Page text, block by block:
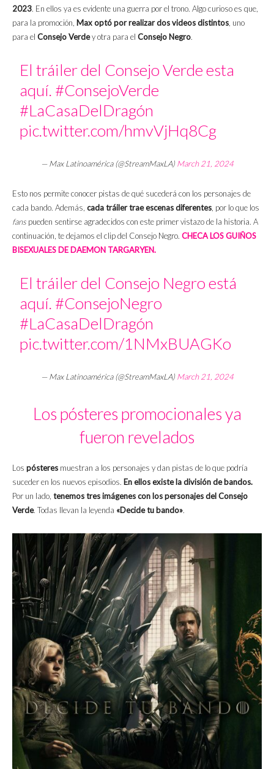
2023. En ellos ya es evidente una guerra por el trono. Algo curioso es que,
para la promoción, Max optó por realizar dos videos distintos, uno
para el Consejo Verdey otra para el Consejo Negro.
El tráiler del Consejo Verde esta
aquí. #ConsejoVerde
#LaCasaDelDragón
pic.twitter.com/hmvVjHq8Cg
— Max Latinoamérica (@StreamMaxLA)March 21, 2024
Esto nos permite conocer pistas de qué sucederá con los personajes de
cada bando. Además, cada tráiler trae escenas diferentes, por lo que los
fans pueden sentirse agradecidos con este primer vistazo de la historia. A
continuación, te dejamos el clip del Consejo Negro. CHECA LOS GUIÑOS
BISEXUALES DE DAEMON TARGARYEN.
El tráiler del Consejo Negro está
aquí. #ConsejoNegro
#LaCasaDelDragón
pic.twitter.com/1NMxBUAGKo
— Max Latinoamérica (@StreamMaxLA)March 21, 2024
Los pósteres promocionales ya
fueron revelados
Los pósteres muestran a los personajes y dan pistas de lo que podría
suceder en los nuevos episodios. En ellos existe la división de bandos.
Por un lado, tenemos tres imágenes con los personajes del Consejo
Verde. Todas llevan la leyenda «Decide tu bando».